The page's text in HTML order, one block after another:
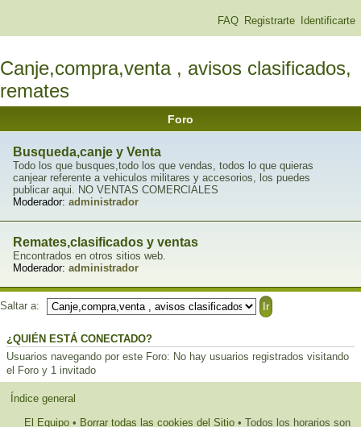
FAQ Registrarte Identificarte
Canje,compra,venta , avisos clasificados,
remates
Foro
Busqueda,canje y Venta
Todo los que busques,todo los que vendas, todos lo que quieras
canjear referente a vehiculos militares y accesorios, los puedes
publicar aqui. NO VENTAS COMERCIALES
Moderador: administrador
Remates,clasificados y ventas
Encontrados en otros sitios web.
Moderador: administrador
Saltar a:
¿QUIÉN ESTÁ CONECTADO?
Usuarios navegando por este Foro: No hay usuarios registrados visitando
el Foro y 1 invitado
Índice general
El Equipo • Borrar todas las cookies del Sitio • Todos los horarios son